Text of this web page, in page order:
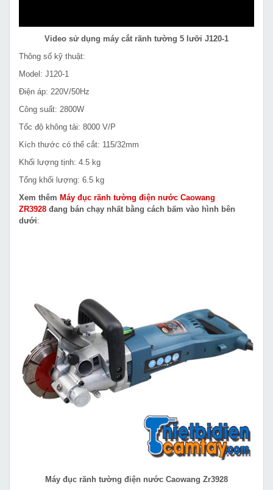
Video sử dụng máy cắt rãnh tường 5 lưỡi J120-1
Thông số kỹ thuật:
Model: J120-1
Điện áp: 220V/50Hz
Công suất: 2800W
Tốc độ không tải: 8000 V/P
Kích thước có thể cắt: 115/32mm
Khối lượng tịnh: 4.5 kg
Tổng khối lượng: 6.5 kg
Xem thêm Máy đục rãnh tường điện nước Caowang
ZR3928 đang bán chạy nhất bằng cách bấm vào hình bên
dưới:
Máy đục rãnh tường điện nước Caowang Zr3928